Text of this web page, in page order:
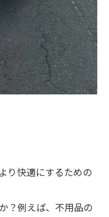
り快適にするための
？例えば、不用品の